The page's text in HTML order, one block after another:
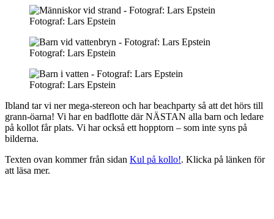
Fotograf: Lars Epstein
Fotograf: Lars Epstein
Fotograf: Lars Epstein
Ibland tar vi ner mega-stereon och har beachparty så att det hörs till
grann-öarna! Vi har en badflotte där NÄSTAN alla barn och ledare
på kollot får plats. Vi har också ett hopptorn – som inte syns på
bilderna.
Texten ovan kommer från sidan Kul på kollo!. Klicka på länken för
att läsa mer.